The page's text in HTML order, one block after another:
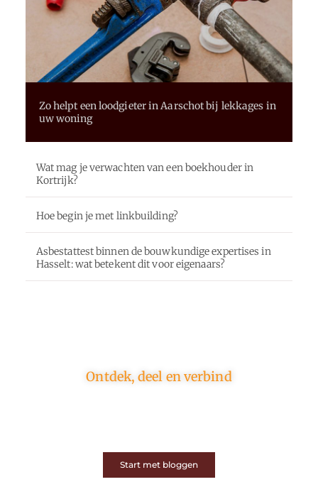
Zo helpt een loodgieter in Aarschot bij lekkages in
uw woning
Wat mag je verwachten van een boekhouder in
Kortrijk?
Hoe begin je met linkbuilding?
Asbestattest binnen de bouwkundige expertises in
Hasselt: wat betekent dit voor eigenaars?
Ontdek, deel en verbind
Start met bloggen